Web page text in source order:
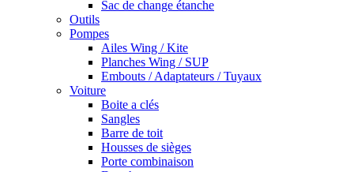
Sac de change étanche
Outils
Pompes
Ailes Wing / Kite
Planches Wing / SUP
Embouts / Adaptateurs / Tuyaux
Voiture
Boite a clés
Sangles
Barre de toit
Housses de sièges
Porte combinaison